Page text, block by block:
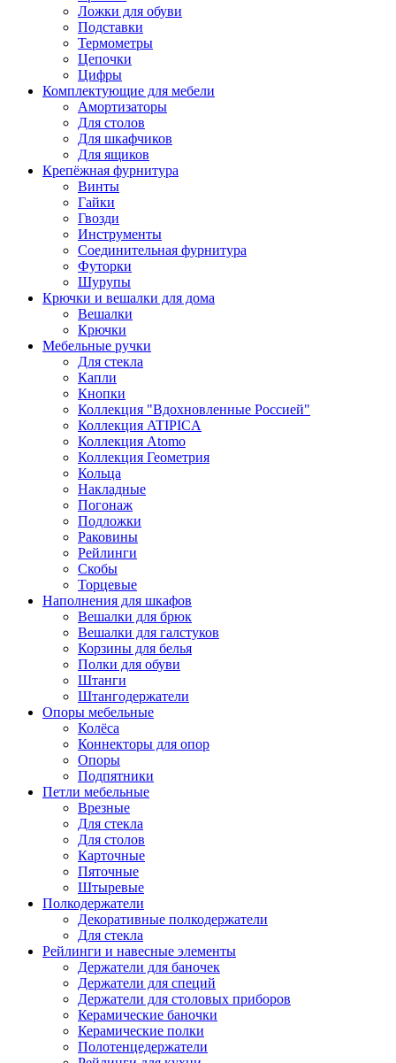
Ложки для обуви
Подставки
Термометры
Цепочки
Цифры
Комплектующие для мебели
Амортизаторы
Для столов
Для шкафчиков
Для ящиков
Крепёжная фурнитура
Винты
Гайки
Гвозди
Инструменты
Соединительная фурнитура
Футорки
Шурупы
Крючки и вешалки для дома
Вешалки
Крючки
Мебельные ручки
Для стекла
Капли
Кнопки
Коллекция "Вдохновленные Россией"
Коллекция ATIPICA
Коллекция Atomo
Коллекция Геометрия
Кольца
Накладные
Погонаж
Подложки
Раковины
Рейлинги
Скобы
Торцевые
Наполнения для шкафов
Вешалки для брюк
Вешалки для галстуков
Корзины для белья
Полки для обуви
Штанги
Штангодержатели
Опоры мебельные
Колёса
Коннекторы для опор
Опоры
Подпятники
Петли мебельные
Врезные
Для стекла
Для столов
Карточные
Пяточные
Штыревые
Полкодержатели
Декоративные полкодержатели
Для стекла
Рейлинги и навесные элементы
Держатели для баночек
Держатели для специй
Держатели для столовых приборов
Керамические баночки
Керамические полки
Полотенцедержатели